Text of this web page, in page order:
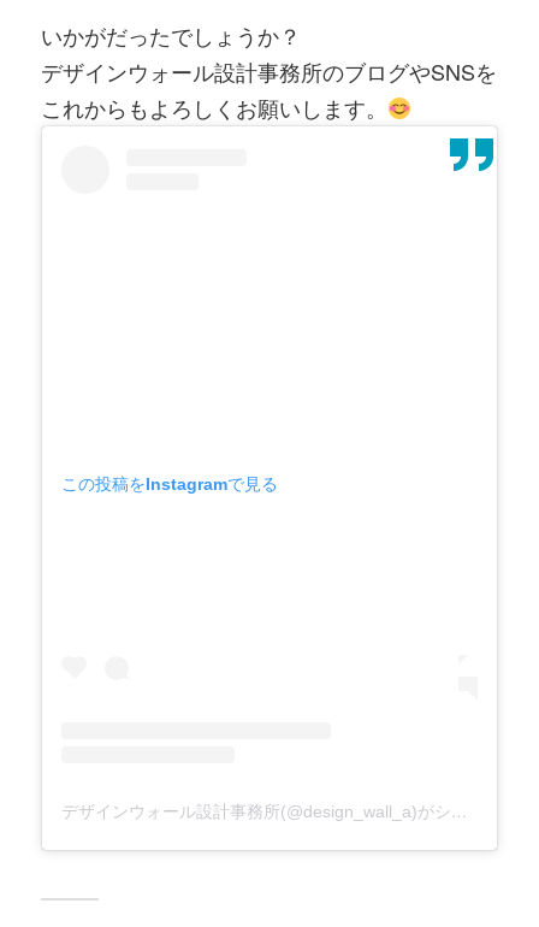
いかがだったでしょうか？
デザインウォール設計事務所のブログやSNSを
これからもよろしくお願いします。
この投稿をInstagramで見る
デザインウォール設計事務所(@design_wall_a)がシェアした投稿